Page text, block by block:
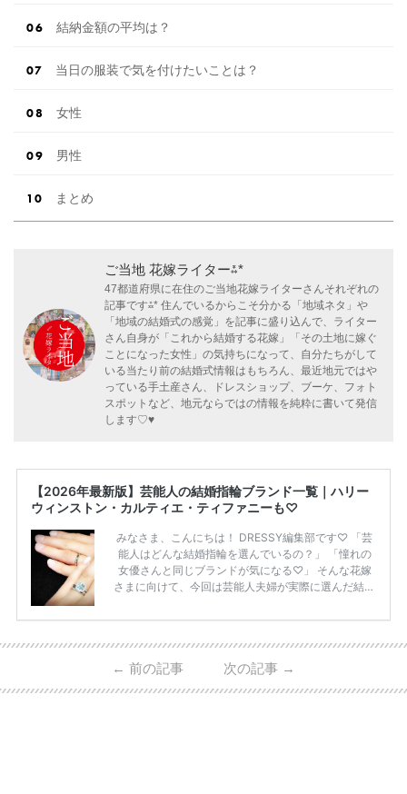
結納金額の平均は？
当日の服装で気を付けたいことは？
女性
男性
まとめ
ご当地 花嫁ライター⁂*
47都道府県に在住のご当地花嫁ライターさんそれぞれの
記事です⁂* 住んでいるからこそ分かる「地域ネタ」や
「地域の結婚式の感覚」を記事に盛り込んで、ライター
さん自身が「これから結婚する花嫁」「その土地に嫁ぐ
ことになった女性」の気持ちになって、自分たちがして
いる当たり前の結婚式情報はもちろん、最近地元ではや
っている手土産さん、ドレスショップ、ブーケ、フォト
スポットなど、地元ならではの情報を純粋に書いて発信
します♡♥
【2026年最新版】芸能人の結婚指輪ブランド一覧｜ハリー
ウィンストン・カルティエ・ティファニーも♡
みなさま、こんにちは！ DRESSY編集部です♡ 「芸
能人はどんな結婚指輪を選んでいるの？」 「憧れの
女優さんと同じブランドが気になる♡」 そんな花嫁
さまに向けて、今回は芸能人夫婦が実際に選んだ結婚
ーウィンストンやカルティエ、ティファニーなど世界
日本で人気のブランドまで幅広くご紹介。 さらに、
・愛用している芸能人夫婦 ・リングの特徴や魅力 ・
← 前の記事 次の記事 →